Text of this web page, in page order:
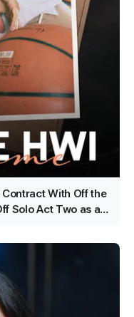
With Off the
Solo Act Two as an